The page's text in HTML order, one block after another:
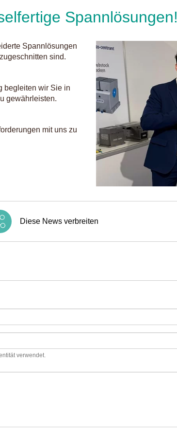
Spannlösungen!
Spannlösungen
sind.
begleiten wir Sie in
gewährleisten.
mit uns zu
Diese News verbreiten
verwendet.